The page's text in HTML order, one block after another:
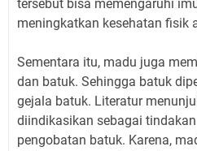
tersebut bisa memengaruhi
meningkatkan kesehatan fisik
Sementara itu, madu juga
dan batuk. Sehingga batuk
gejala batuk. Literatur
diindikasikan sebagai
pengobatan batuk. Karena,